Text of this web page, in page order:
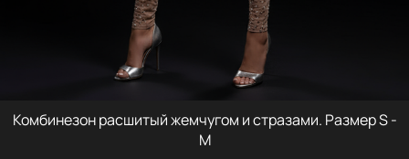
Комбинезон расшитый жемчугом и стразами. Размер S -
M